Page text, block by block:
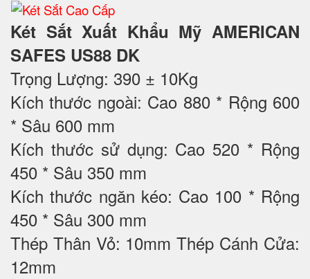
Két Sắt Xuất Khẩu Mỹ AMERICAN
SAFES US88 DK
Trọng Lượng: 390 ± 10Kg
Kích thước ngoài: Cao 880 * Rộng 600
* Sâu 600 mm
Kích thước sử dụng: Cao 520 * Rộng
450 * Sâu 350 mm
Kích thước ngăn kéo: Cao 100 * Rộng
450 * Sâu 300 mm
Thép Thân Vỏ: 10mm Thép Cánh Cửa:
12mm